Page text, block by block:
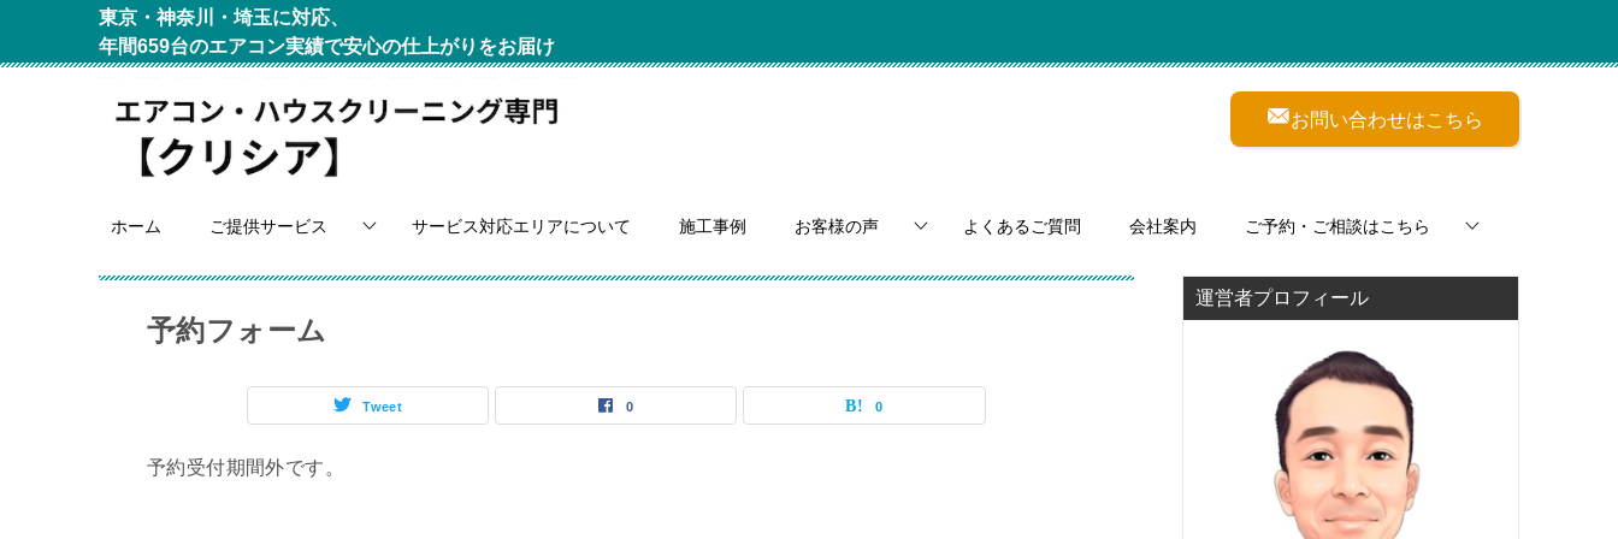
東京・神奈川・埼玉に対応、
年間659台のエアコン実績で安心の仕上がりをお届け
お問い合わせはこちら
ホーム ご提供サービス サービス対応エリアについて 施工事例 お客様の声 よくあるご質問 会社案内 ご予約・ご相談はこちら
予約フォーム
Tweet 0 0
予約受付期間外です。
運営者プロフィール